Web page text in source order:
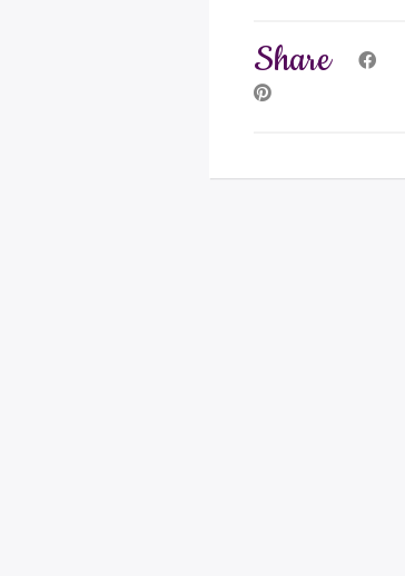
Share